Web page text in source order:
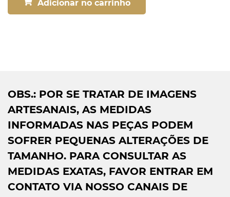
Adicionar no carrinho
OBS.: POR SE TRATAR DE IMAGENS
ARTESANAIS, AS MEDIDAS
INFORMADAS NAS PEÇAS PODEM
SOFRER PEQUENAS ALTERAÇÕES DE
TAMANHO. PARA CONSULTAR AS
MEDIDAS EXATAS, FAVOR ENTRAR EM
CONTATO VIA NOSSO CANAIS DE